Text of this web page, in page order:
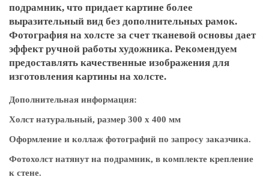
подрамник, что придает картине более
выразительный вид без дополнительных рамок.
Фотография на холсте за счет тканевой основы дает
эффект ручной работы художника. Рекомендуем
предоставлять качественные изображения для
изготовления картины на холсте.
Дополнительная информация:
Холст натуральный, размер 300 х 400 мм
Оформление и коллаж фотографий по запросу заказчика.
Фотохолст натянут на подрамник, в комплекте крепление
к стене.